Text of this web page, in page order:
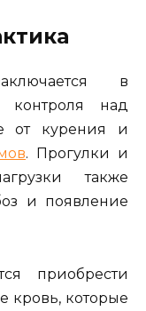
в
контроля над
от курения и
. Прогулки и
также
и появление
приобрести
кровь, которые